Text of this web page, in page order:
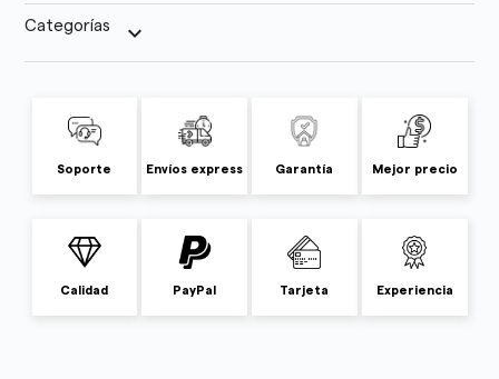
Categorías keyboard_arrow_down
Soporte Envíos express Garantía Mejor precio
Calidad PayPal Tarjeta Experiencia